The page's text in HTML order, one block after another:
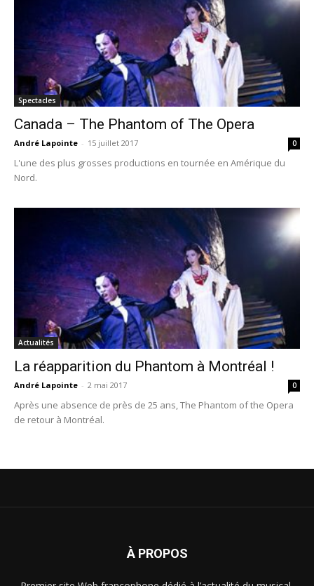
Spectacles
Canada – The Phantom of The Opera
André Lapointe - 15 juillet 2017 0
L'une des plus grosses productions en tournée en Amérique du
Nord.
Actualités
La réapparition du Phantom à Montréal !
André Lapointe - 2 mai 2017 0
Après une absence de près de 25 ans, The Phantom of the Opera
de retour à Montréal.
À PROPOS